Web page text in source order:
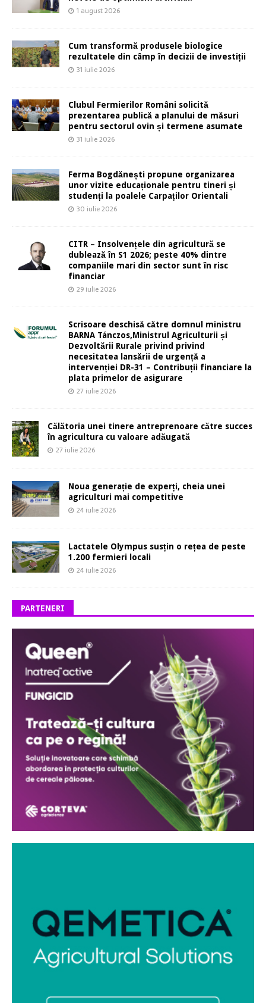
1 august 2026
Cum transformă produsele biologice
rezultatele din câmp în decizii de investiții
31 iulie 2026
Clubul Fermierilor Români solicită
prezentarea publică a planului de măsuri
pentru sectorul ovin și termene asumate
31 iulie 2026
Ferma Bogdănești propune organizarea
unor vizite educaționale pentru tineri și
studenți la poalele Carpaților Orientali
30 iulie 2026
CITR – Insolvențele din agricultură se
dublează în S1 2026; peste 40% dintre
companiile mari din sector sunt în risc
financiar
29 iulie 2026
Scrisoare deschisă către domnul ministru
BARNA Tánczos,Ministrul Agriculturii și
Dezvoltării Rurale privind privind
necesitatea lansării de urgență a
intervenției DR-31 – Contribuții financiare la
plata primelor de asigurare
27 iulie 2026
Călătoria unei tinere antreprenoare către succes
în agricultura cu valoare adăugată
27 iulie 2026
Noua generație de experți, cheia unei
agriculturi mai competitive
24 iulie 2026
Lactatele Olympus susțin o rețea de peste
1.200 fermieri locali
24 iulie 2026
PARTENERI